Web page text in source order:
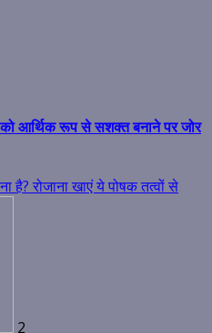
को आर्थिक रूप से सशक्त बनाने पर जोर
है? रोजाना खाएं ये पोषक तत्वों से
2